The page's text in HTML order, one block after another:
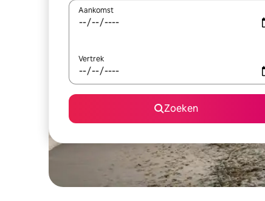
Aankomst
Vertrek
Zoeken